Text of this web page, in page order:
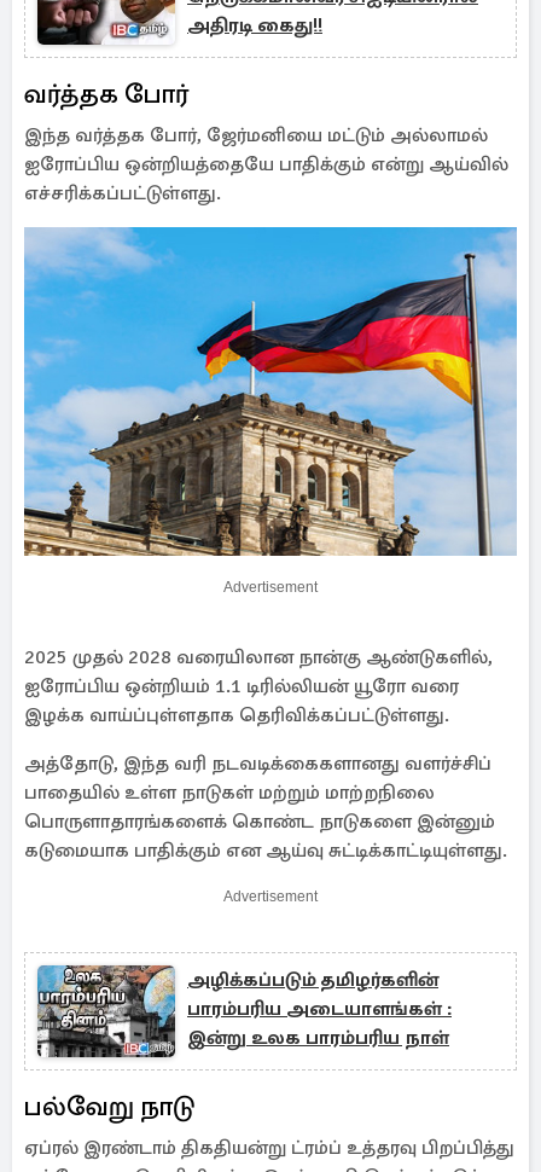
அதிரடி கைது!!
வர்த்தக போர்
இந்த வர்த்தக போர், ஜேர்மனியை மட்டும் அல்லாமல்
ஐரோப்பிய ஒன்றியத்தையே பாதிக்கும் என்று ஆய்வில்
எச்சரிக்கப்பட்டுள்ளது.
Advertisement
2025 முதல் 2028 வரையிலான நான்கு ஆண்டுகளில்,
ஐரோப்பிய ஒன்றியம் 1.1 டிரில்லியன் யூரோ வரை
இழக்க வாய்ப்புள்ளதாக தெரிவிக்கப்பட்டுள்ளது.
அத்தோடு, இந்த வரி நடவடிக்கைகளானது வளர்ச்சிப்
பாதையில் உள்ள நாடுகள் மற்றும் மாற்றநிலை
பொருளாதாரங்களைக் கொண்ட நாடுகளை இன்னும்
கடுமையாக பாதிக்கும் என ஆய்வு சுட்டிக்காட்டியுள்ளது.
Advertisement
அழிக்கப்படும் தமிழர்களின்
பாரம்பரிய அடையாளங்கள் :
இன்று உலக பாரம்பரிய நாள்
பல்வேறு நாடு
ஏப்ரல் இரண்டாம் திகதியன்று ட்ரம்ப் உத்தரவு பிறப்பித்து